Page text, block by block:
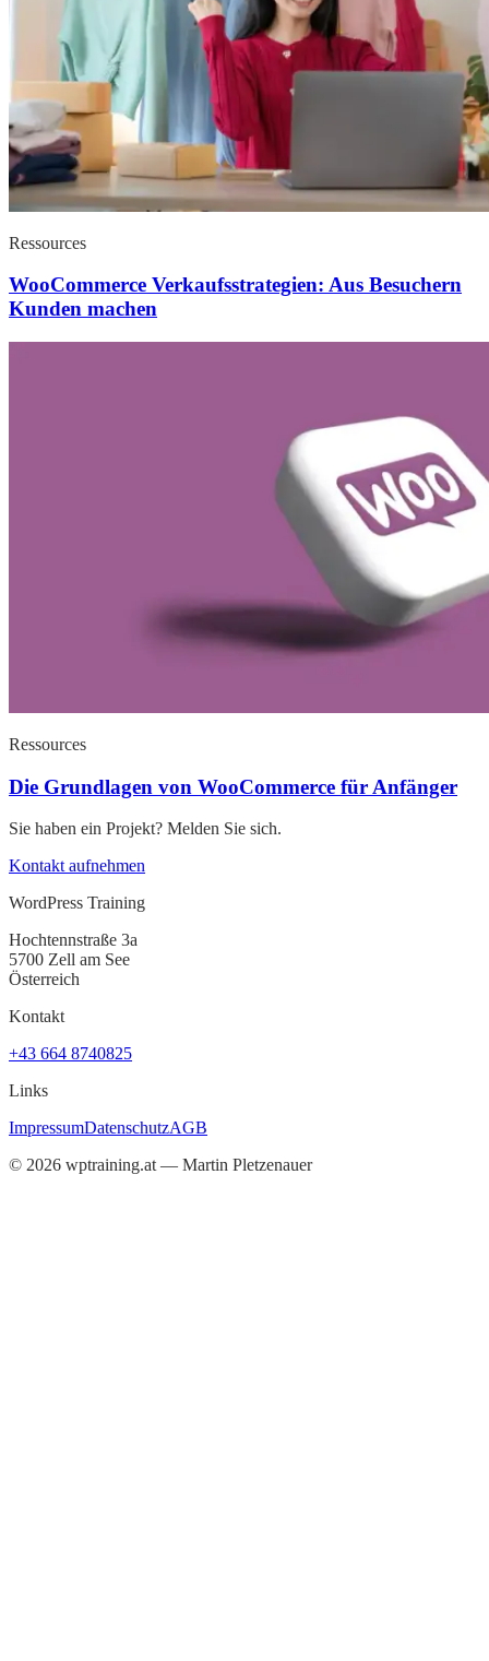
Ressources
WooCommerce Verkaufsstrategien: Aus Besuchern
Kunden machen
Ressources
Die Grundlagen von WooCommerce für Anfänger
Sie haben ein Projekt? Melden Sie sich.
Kontakt aufnehmen
WordPress Training
Hochtennstraße 3a
5700 Zell am See
Österreich
Kontakt
+43 664 8740825
Links
ImpressumDatenschutzAGB
© 2026 wptraining.at — Martin Pletzenauer